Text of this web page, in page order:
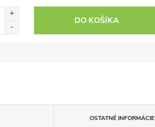
DO KOŠÍKA
OSTATNÉ INFORMÁCIE